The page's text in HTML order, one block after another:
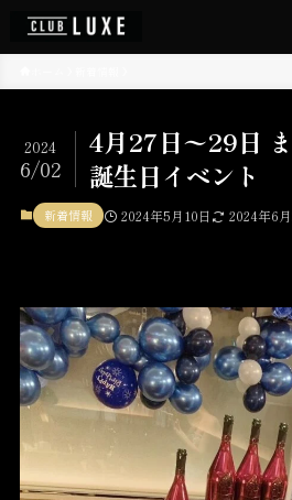
4月27日〜29日
誕生日イベント
2024
6/02
新着情報 2024年5月10日 2024年6